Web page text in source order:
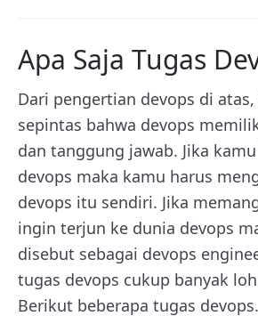
Apa Saja Tugas
Dari pengertian devops di
sepintas bahwa devops
dan tanggung jawab. Jika
devops maka kamu harus
devops itu sendiri. Jika
ingin terjun ke dunia devops
disebut sebagai devops
tugas devops cukup banyak
Berikut beberapa tugas devops.